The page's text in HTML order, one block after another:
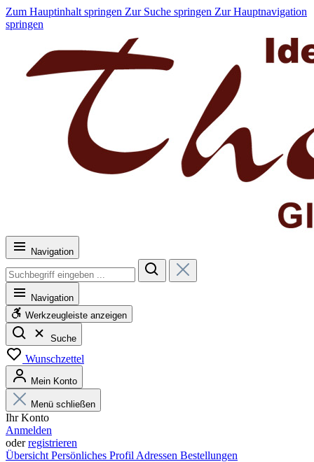
Zum Hauptinhalt springen Zur Suche springen Zur Hauptnavigation
springen
Navigation
Navigation
Werkzeugleiste anzeigen
Suche
Wunschzettel
Mein Konto
Menü schließen
Ihr Konto
Anmelden
oderregistrieren
Übersicht Persönliches Profil Adressen Bestellungen